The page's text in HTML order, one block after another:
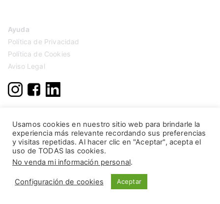
Ayuda
Política de Privacidad
Política de Cookies
Aviso Legal
Usamos cookies en nuestro sitio web para brindarle la
experiencia más relevante recordando sus preferencias
y visitas repetidas. Al hacer clic en "Aceptar", acepta el
uso de TODAS las cookies.
No venda mi información personal.
Configuración de cookies Aceptar